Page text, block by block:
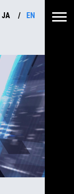
JA EN